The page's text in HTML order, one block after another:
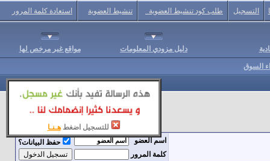
للتسجيل اضغط هـنـا
التسجيل طلب كود تنشيط العضوية تنشيط العضوية استعادة كلمة المرور
دليل مزودي المعلومات مواقع غير مرخص لها
السوق
اسم العضو
حفظ البيانات؟
كلمة المرور